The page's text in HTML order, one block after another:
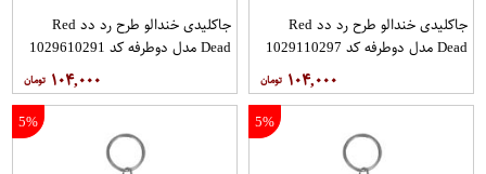
جاکلیدی خندالو طرح رد دد Red
Dead مدل دوطرفه کد 1029110297
۱۰۴,۰۰۰
جاکلیدی خندالو طرح رد دد Red
Dead مدل دوطرفه کد 1029610291
۱۰۴,۰۰۰
5%
5%